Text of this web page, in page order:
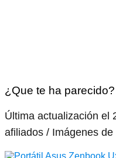
¿Que te ha parecido?
Última actualización el
afiliados / Imágenes